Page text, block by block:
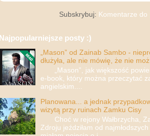
Subskrybuj: Komentarze do
Najpopularniejsze posty :)
„Mason” od Zainab Sambo -
dłużyła, ale nie mówię, że nie
„Mason”, jak większość
e-book, który można przeczytać
angielskim....
Planowana... a jednak
wizytą przy ruinach Zamku Cisy
Choć w rejony Wałbrzycha,
Zdroju jeździłam od